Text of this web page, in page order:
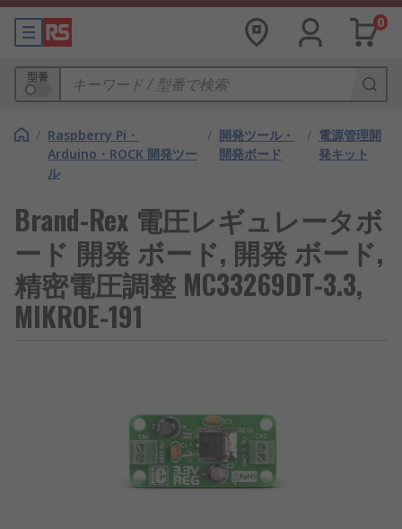
0
型番
/ Raspberry Pi・
Arduino・ROCK 開発ツー
ル
/ 開発ツール・
開発ボード
/ 電源管理開
発キット
Brand-Rex 電圧レギュレータボ
ード 開発 ボード, 開発 ボード,
精密電圧調整 MC33269DT-3.3,
MIKROE-191